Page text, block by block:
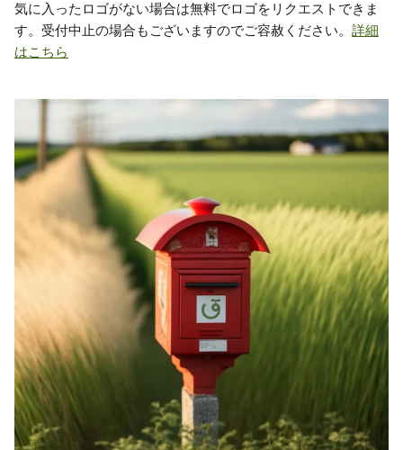
気に入ったロゴがない場合は無料でロゴをリクエストできま
す。受付中止の場合もございますのでご容赦ください。 詳細
はこちら